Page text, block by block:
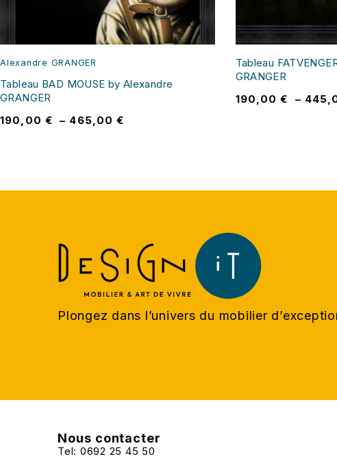
Alexandre GRANGER
Tableau BAD MOUSE by Alexandre
GRANGER
190,00 € – 465,00€
Tableau
GRANGER
190,00€ –
Plongez dans l’univers du mobilier
Nous contacter
Tel: 0692 25 45 50